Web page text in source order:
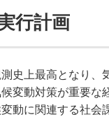
行計画
史上最高となり
変動対策が重要
動に関連する社